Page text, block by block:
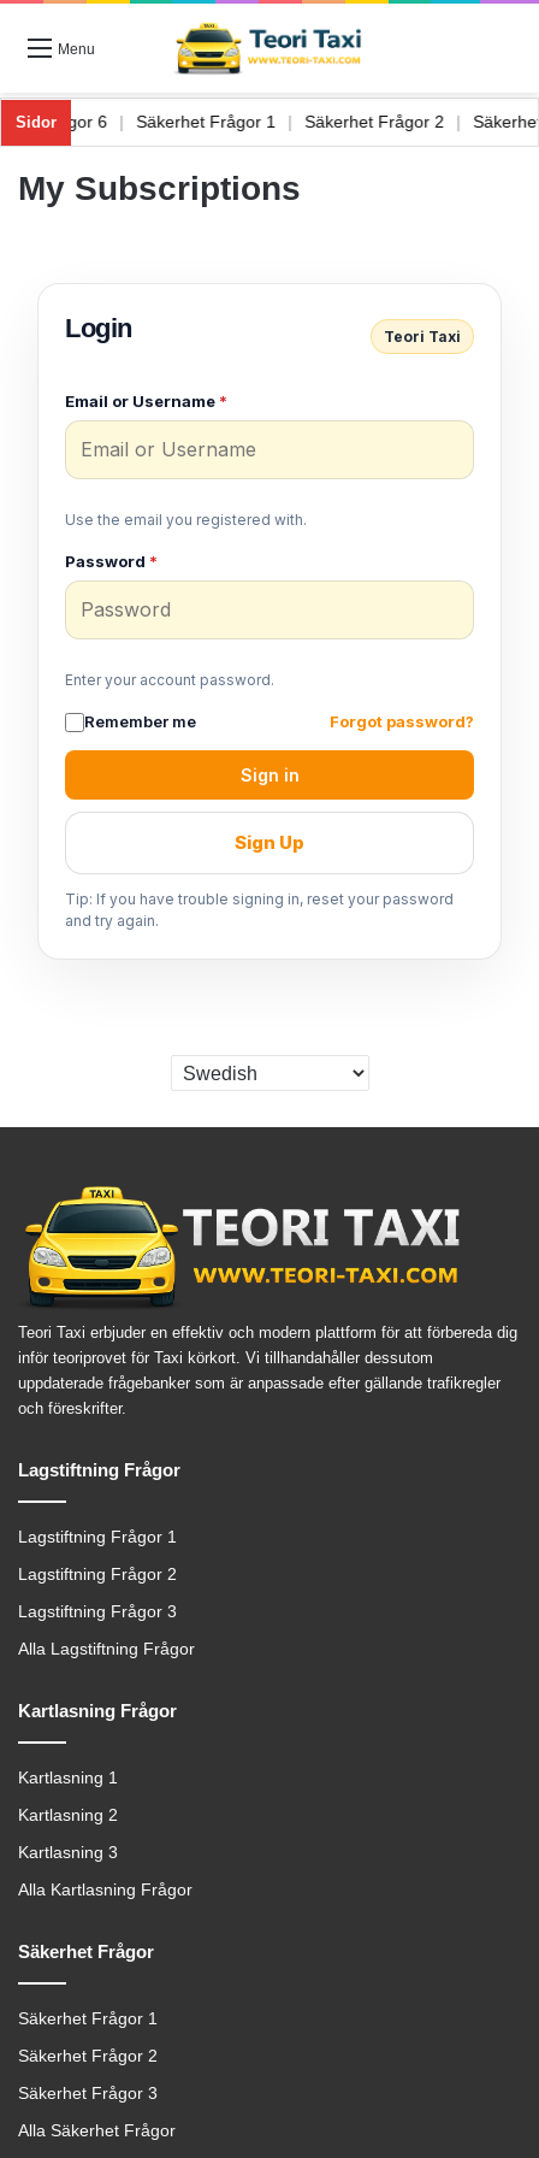
Menu
SidorFrågor 6 Säkerhet Frågor 1 Säkerhet Frågor 2
My Subscriptions
Login Teori Taxi
Email or Username *
Use the email you registered with.
Password *
Enter your account password.
Remember me Forgot password?
Sign in
Sign Up
Tip: If you have trouble signing in, reset your password
and try again.
Teori Taxi erbjuder en effektiv och modern plattform för att förbereda dig
inför teoriprovet för Taxi körkort. Vi tillhandahåller dessutom
uppdaterade frågebanker som är anpassade efter gällande trafikregler
och föreskrifter.
Lagstiftning Frågor
Lagstiftning Frågor 1
Lagstiftning Frågor 2
Lagstiftning Frågor 3
Alla Lagstiftning Frågor
Kartlasning Frågor
Kartlasning 1
Kartlasning 2
Kartlasning 3
Alla Kartlasning Frågor
Säkerhet Frågor
Säkerhet Frågor 1
Säkerhet Frågor 2
Säkerhet Frågor 3
Alla Säkerhet Frågor